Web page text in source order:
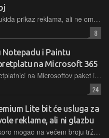
Pretplata koja ukida prikaz reklama, ali ne omogućava ništa drugo iz ponude klasičnog Premium paketa, košta 40% manje od osnovne i dostupna je tek na šačici tržišta za početak
8
Notepadu i Paintu
na Microsoft 365
Odnedavno pretplatnici na Microsoftov paket imaju pristup Copilotu unutar klasičnih uredskih aplikacija, a po novome će se na isti način pristupati i GenAI alatima u Notepadu i Paintu, uz isti način naplate
24
Lite bit će usluga za
reklame, ali ni glazbu
YouTube bi uskoro mogao na većem broju tržišta lansirati svoju jeftiniju opciju pretplate, Premium Lite, u kojoj će za nešto nižu cijenu ponuditi uklanjanje "gotovo svih" reklama, ali uz određene ustupke